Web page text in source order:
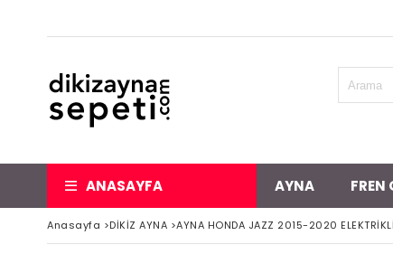
ANASAYFA AYNA FREN
Anasayfa >DİKİZ AYNA >AYNA HONDA JAZZ 2015-2020